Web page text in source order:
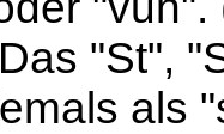
"St",
als